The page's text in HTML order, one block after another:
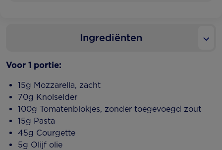
Ingrediënten
Voor 1 portie:
15g Mozzarella, zacht
70g Knolselder
100g Tomatenblokjes, zonder toegevoegd zout
15g Pasta
45g Courgette
5g Olijf olie